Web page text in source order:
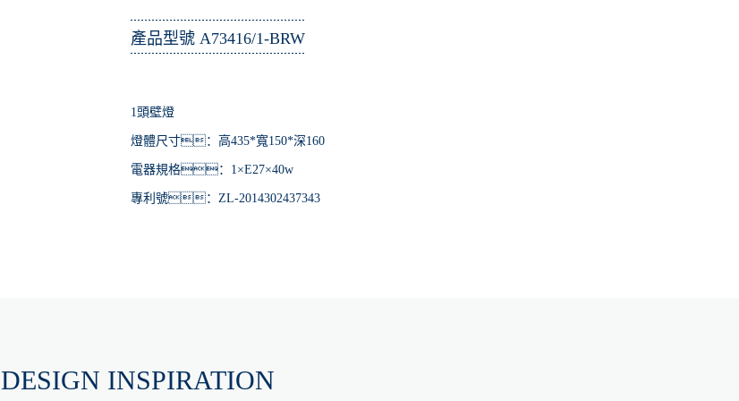
產品型號 A73416/1-BRW
1頭壁燈
燈體尺寸：高435*寬150*深160
電器規格：1×E27×40w
專利號：ZL-2014302437343
DESIGN INSPIRATION